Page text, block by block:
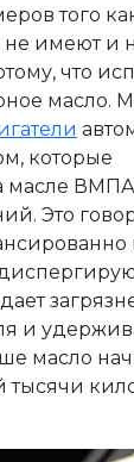
того
имеют и
что
масло.
которые
масле
Это
и
масло
тысячи